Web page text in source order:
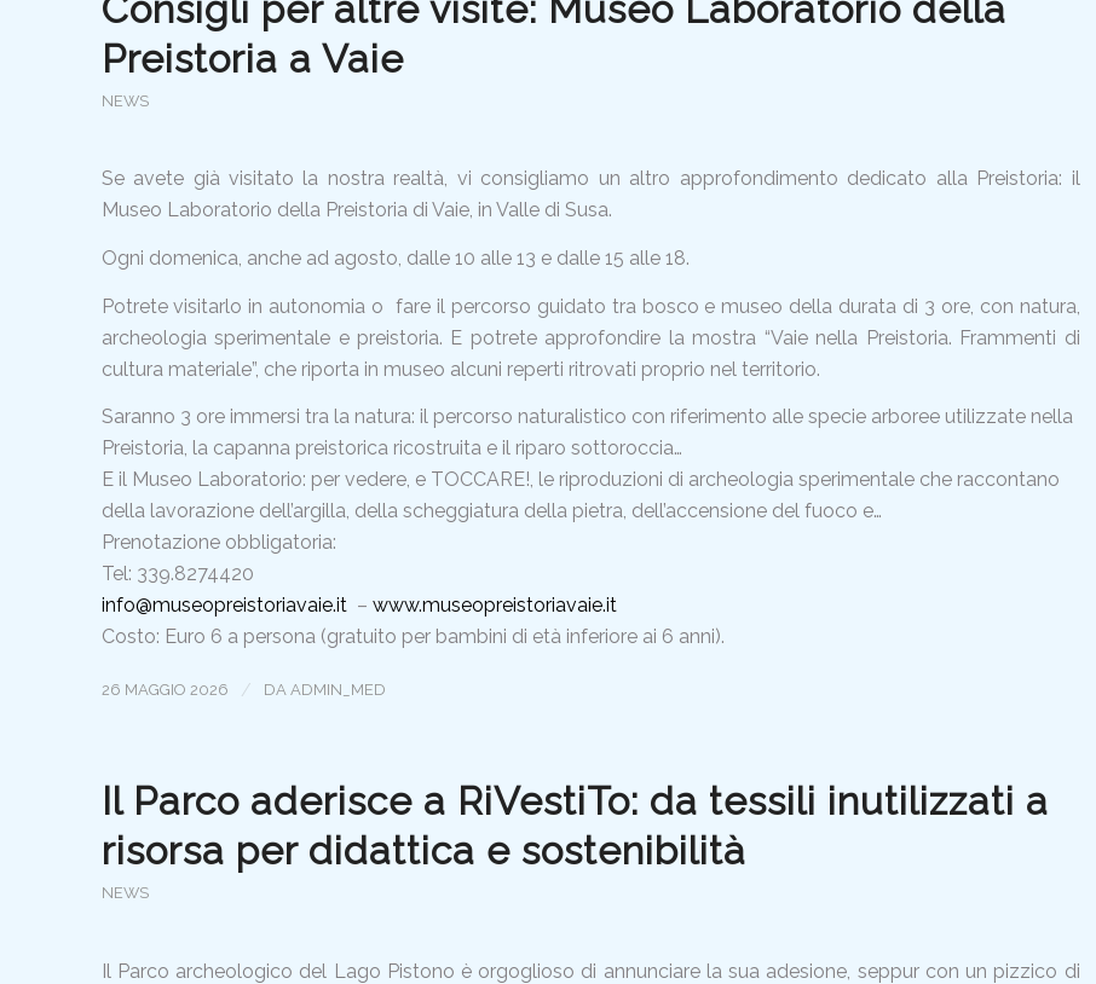
Preistoria a Vaie
NEWS
Se avete già visitato la nostra realtà, vi consigliamo un altro approfondimento dedicato alla Preistoria: il
Museo Laboratorio della Preistoria di Vaie, in Valle di Susa.
Ogni domenica, anche ad agosto, dalle 10 alle 13 e dalle 15 alle 18.
Potrete visitarlo in autonomia o fare il percorso guidato tra bosco e museo della durata di 3 ore, con natura,
archeologia sperimentale e preistoria. E potrete approfondire la mostra “Vaie nella Preistoria. Frammenti di
cultura materiale”, che riporta in museo alcuni reperti ritrovati proprio nel territorio.
Saranno 3 ore immersi tra la natura: il percorso naturalistico con riferimento alle specie arboree utilizzate nella
Preistoria, la capanna preistorica ricostruita e il riparo sottoroccia…
E il Museo Laboratorio: per vedere, e TOCCARE!, le riproduzioni di archeologia sperimentale che raccontano
della lavorazione dell’argilla, della scheggiatura della pietra, dell’accensione del fuoco e…
Prenotazione obbligatoria:
Tel: 339.8274420
info@museopreistoriavaie.it – www.museopreistoriavaie.it
Costo: Euro 6 a persona (gratuito per bambini di età inferiore ai 6 anni).
26 MAGGIO 2026 / DA ADMIN_MED
Il Parco aderisce a RiVestiTo: da tessili inutilizzati a
risorsa per didattica e sostenibilità
NEWS
Il Parco archeologico del Lago Pistono è orgoglioso di annunciare la sua adesione, seppur con un pizzico di